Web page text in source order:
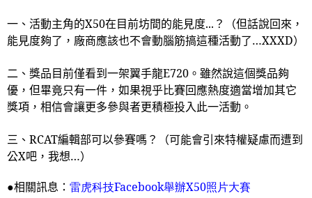
一、活動主角的X50在目前坊間的能見度... ？（但話說回來，
能見度夠了，廠商應該也不會動腦筋搞這種活動了…XXXD）
二、獎品目前僅看到一架翼手龍E720 。雖然說這個獎品夠
優，但畢竟只有一件，如果視乎比賽回應熱度適當增加其它
獎項，相信會讓更多參與者更積極投入此一活動。
三、 RCAT編輯部可以參賽嗎？（可能會引來特權疑慮而遭到
公X吧，我想…）
●相關訊息： 雷虎科技Facebook舉辦X50照片大賽